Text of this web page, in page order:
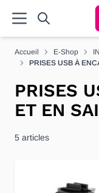
Accueil E-Shop
PRISES USB À
PRISES
ET EN
5 articles